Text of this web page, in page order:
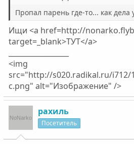
Пропал парень где-то... как дела
Ищи <a href=http://
target=_blank>ТУТ</a>
<img
src="http://s020.radikal.ru/i712/
c.png" alt="Изображение" />
рахиль
Посетитель